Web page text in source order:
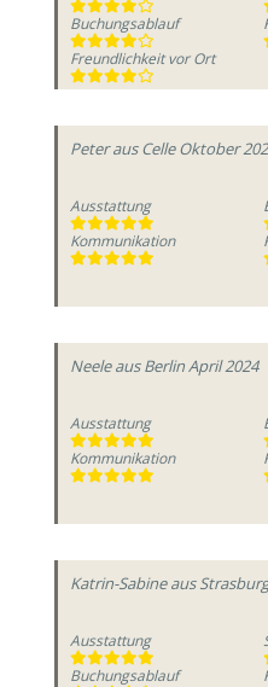
Buchungsablauf
Freundlichkeit vor Ort
Peteraus Celle Oktober
Ausstattung
Kommunikation
Neeleaus BerlinApril 2024
Ausstattung
Kommunikation
Katrin-Sabineaus Strasburg
Ausstattung
Buchungsablauf